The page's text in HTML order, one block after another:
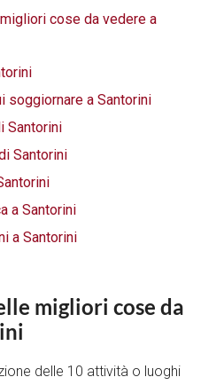
cose da vedere a
soggiornare a Santorini
Santorini
Santorini
a Santorini
a Santorini
migliori cose da
delle 10 attività o luoghi